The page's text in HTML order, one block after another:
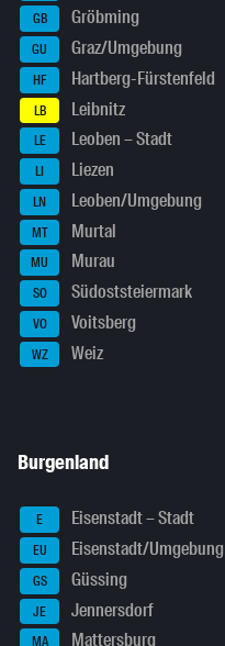
GB Gröbming
GU Graz/Umgebung
HF Hartberg-Fürstenfeld
LB Leibnitz
LE Leoben – Stadt
LI Liezen
LN Leoben/Umgebung
MT Murtal
MU Murau
SO Südoststeiermark
VO Voitsberg
WZ Weiz
Burgenland
E Eisenstadt – Stadt
EU Eisenstadt/Umgebung
GS Güssing
JE Jennersdorf
MA Mattersburg